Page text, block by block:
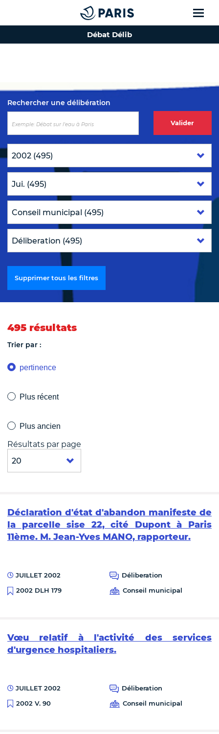
Top of the page
Débat Délib
Rechercher une délibération
Valider
Supprimer tous les filtres
495 résultats
Trier par :
pertinence
Plus récent
Plus ancien
Résultats par page
Déclaration d'état d'abandon manifeste de
la parcelle sise 22, cité Dupont à Paris
11ème. M. Jean-Yves MANO, rapporteur.
JUILLET 2002
Déliberation
2002 DLH 179
Conseil municipal
Vœu relatif à l'activité des services
d'urgence hospitaliers.
JUILLET 2002
Déliberation
2002 V. 90
Conseil municipal